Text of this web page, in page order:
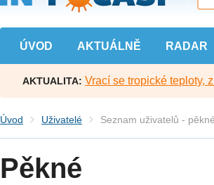
ÚVOD AKTUÁLNĚ RADAR
AKTUALITA: Vrací se tropické teploty,
Úvod Uživatelé Seznam uživatelů - pěkné
Pěkné